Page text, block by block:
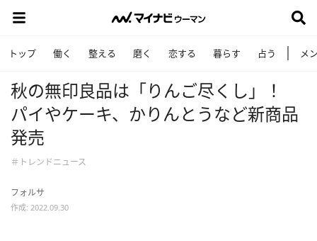
トップ 働く 整える 磨く 恋する 暮らす 占う メ
秋の無印良品は「りんご尽くし」！
パイやケーキ、かりんとうなど新商品
発売
＃トレンドニュース
フォルサ
作成: 2022.09.30